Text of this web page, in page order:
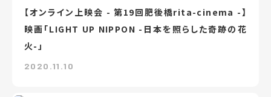
【オンライン上映会 - 第19回肥後橋rita-cinema -】
映画「LIGHT UP NIPPON -日本を照らした奇跡の花
火-」
2020.11.10